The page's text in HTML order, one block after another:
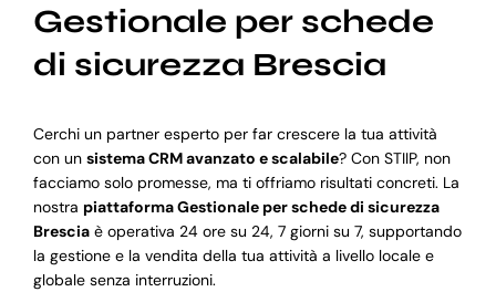
Gestionale per schede
di sicurezza Brescia
Cerchi un partner esperto per far crescere la tua attività
con un sistema CRM avanzato e scalabile? Con STIIP, non
facciamo solo promesse, ma ti offriamo risultati concreti. La
nostra piattaforma Gestionale per schede di sicurezza
Bresciaè operativa 24 ore su 24, 7 giorni su 7, supportando
la gestione e la vendita della tua attività a livello locale e
globale senza interruzioni.